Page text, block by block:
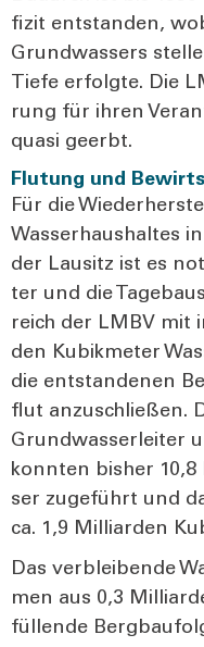
fi­zit ent­stan­den,
Grund­was­sers
Tie­fe erfolg­te. Die
rung für ihren
qua­si geerbt.
Flutung und
Für die
Was­ser­haus­hal­tes
der Lau­sitz ist es
ter und die
reich der LMBV mit
den Kubik­me­ter
die ent­stan­de­nen
flut anzu­schlie­ßen.
Grund­was­ser­lei­ter
konn­ten bis­her
ser zuge­führt und
ca. 1,9 Mil­li­ar­den
Das ver­blei­ben­de
men aus 0,3
fül­len­de